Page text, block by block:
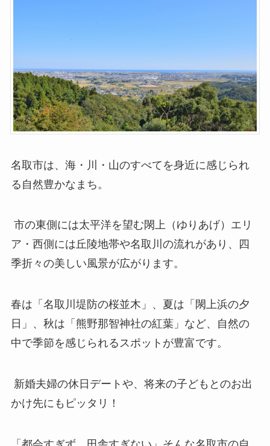
名取市は、海・川・山のすべてを身近に感じられ
る自然豊かなまち。
市の東側には太平洋を望む閖上（ゆりあげ）エリ
ア・西側には丘陵地帯や名取川の流れがあり、四
季折々の美しい風景が広がります。
春は「名取川堤防の桜並木」、夏は「閖上浜の夕
日」、秋は「熊野那智神社の紅葉」など、自然の
中で季節を感じられるスポットが豊富です。
新婚夫婦の休日デートや、将来の子どもとのお出
かけ先にもピッタリ！